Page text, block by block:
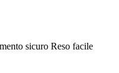
sicuro Reso facile